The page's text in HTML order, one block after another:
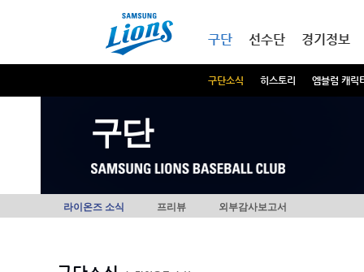
구단
구단소식 히스토리 엠블럼 캐릭
선수단 경기정보
구단
라이온즈 소식 프리뷰 외부감사보고서